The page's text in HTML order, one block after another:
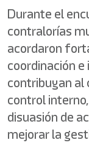
Durante el
contralorías
acordaron
coordinación
contribuyan al
control
disuasión de
mejorar la